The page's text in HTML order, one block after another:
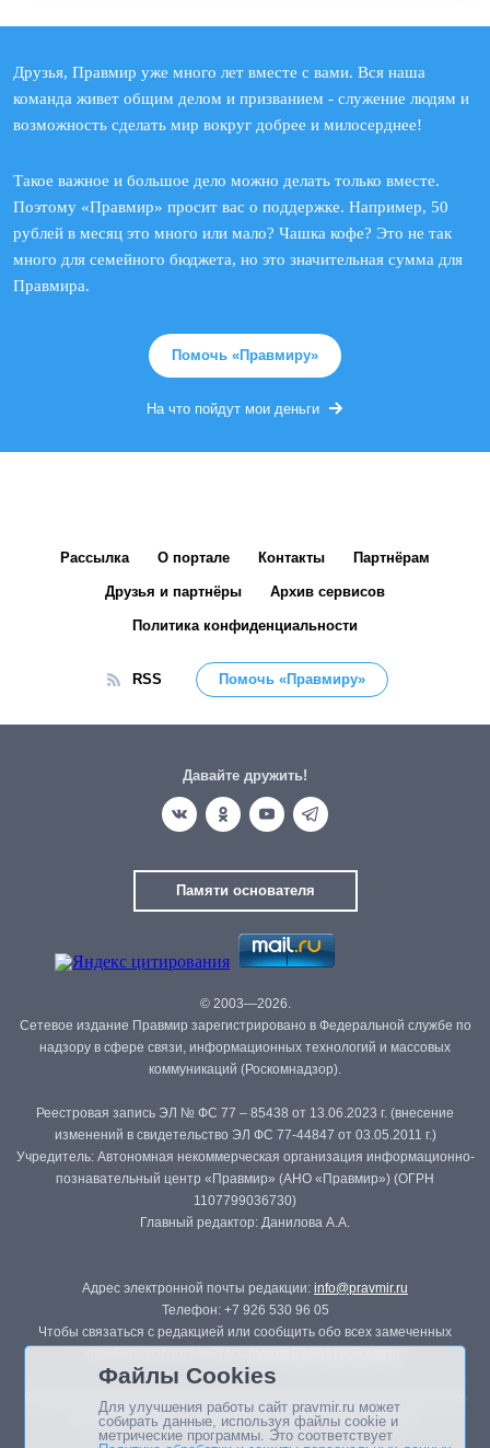
Друзья, Правмир уже много лет вместе с вами. Вся наша
команда живет общим делом и призванием - служение людям и
возможность сделать мир вокруг добрее и милосерднее!
Такое важное и большое дело можно делать только вместе.
Поэтому «Правмир» просит вас о поддержке. Например, 50
рублей в месяц это много или мало? Чашка кофе? Это не так
много для семейного бюджета, но это значительная сумма для
Правмира.
Помочь «Правмиру»
На что пойдут мои деньги
Рассылка О портале Контакты Партнёрам
Друзья и партнёры Архив сервисов
Политика конфиденциальности
RSS Помочь «Правмиру»
Давайте дружить!
Памяти основателя
© 2003—2026.
Сетевое издание Правмир зарегистрировано в Федеральной службе по
надзору в сфере связи, информационных технологий и массовых
коммуникаций (Роскомнадзор).
Реестровая запись ЭЛ № ФС 77 – 85438 от 13.06.2023 г. (внесение
изменений в свидетельство ЭЛ ФС 77-44847 от 03.05.2011 г.)
Учредитель: Автономная некоммерческая организация информационно-
познавательный центр «Правмир» (АНО «Правмир») (ОГРН
1107799036730)
Главный редактор: Данилова А.А.
Адрес электронной почты редакции: info@pravmir.ru
Телефон: +7 926 530 96 05
Чтобы связаться с редакцией или сообщить обо всех замеченных
Републикация материалов сайта в печатных изданиях (книгах, прессе)
возможна только с письменного разрешения редакции.
Файлы Cookies
Для улучшения работы сайт pravmir.ru может
собирать данные, используя файлы cookie и
метрические программы. Это соответствует